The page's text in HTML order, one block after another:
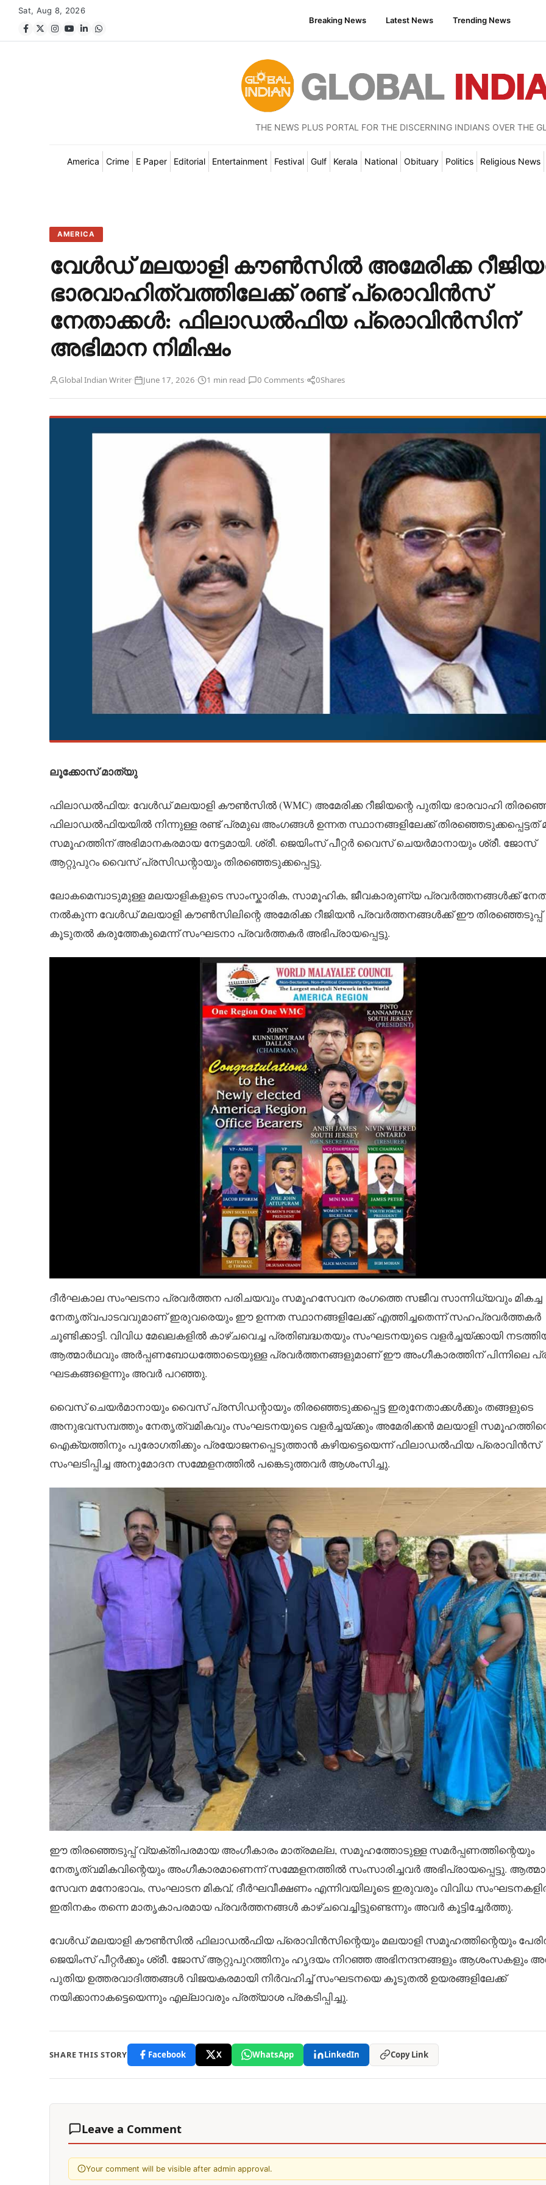
Sat, Aug 8, 2026
Breaking News
Latest News Trending News
THE NEWS PLUS PORTAL FOR THE DISCERNING INDIANS OVER THE
America Crime E Paper Editorial Entertainment Festival Gulf Kerala National Obituary Politics Religious News
AMERICA
വേൾഡ് മലയാളി കൗൺസിൽ അമേരിക്ക
ഭാരവാഹിത്വത്തിലേക്ക് രണ്ട് പ്രൊവിൻസ്
നേതാക്കൾ: ഫിലാഡൽഫിയ പ്രൊവിൻസിന്
അഭിമാന നിമിഷം
Global Indian Writer· June 17, 2026· 1 min read· 0 Comments· 0Shares
ലൂക്കോസ് മാത്യു
ഫിലാഡൽഫിയ: വേൾഡ് മലയാളി കൗൺസിൽ (WMC) അമേരിക്ക റീജിയന്റെ പുതിയ ഭാരവാഹി
ഫിലാഡൽഫിയയിൽ നിന്നുള്ള രണ്ട് പ്രമുഖ അംഗങ്ങൾ ഉന്നത സ്ഥാനങ്ങളിലേക്ക് തിരഞ്ഞെടുക്കപ്പെട്ടത്
സമൂഹത്തിന് അഭിമാനകരമായ നേട്ടമായി. ശ്രീ. ജെയിംസ് പീറ്റർ വൈസ് ചെയർമാനായും ശ്രീ. ജോസ്
ആറ്റുപുറം വൈസ് പ്രസിഡന്റായും തിരഞ്ഞെടുക്കപ്പെട്ടു.
ലോകമെമ്പാടുമുള്ള മലയാളികളുടെ സാംസ്കാരിക, സാമൂഹിക, ജീവകാരുണ്യ പ്രവർത്തനങ്ങൾക്ക്
നൽകുന്ന വേൾഡ് മലയാളി കൗൺസിലിന്റെ അമേരിക്ക റീജിയൻ പ്രവർത്തനങ്ങൾക്ക് ഈ തിരഞ്ഞെടുപ്പ്
കൂടുതൽ കരുത്തേകുമെന്ന് സംഘടനാ പ്രവർത്തകർ അഭിപ്രായപ്പെട്ടു.
ദീർഘകാല സംഘടനാ പ്രവർത്തന പരിചയവും സമൂഹസേവന രംഗത്തെ സജീവ സാന്നിധ്യവും മികച്ച
നേതൃത്വപാടവവുമാണ് ഇരുവരെയും ഈ ഉന്നത സ്ഥാനങ്ങളിലേക്ക് എത്തിച്ചതെന്ന് സഹപ്രവർത്തകർ
ചൂണ്ടിക്കാട്ടി. വിവിധ മേഖലകളിൽ കാഴ്ചവെച്ച പ്രതിബദ്ധതയും സംഘടനയുടെ വളർച്ചയ്ക്കായി
ആത്മാർഥവും അർപ്പണബോധത്തോടെയുള്ള പ്രവർത്തനങ്ങളുമാണ് ഈ അംഗീകാരത്തിന് പിന്നിലെ
ഘടകങ്ങളെന്നും അവർ പറഞ്ഞു.
വൈസ് ചെയർമാനായും വൈസ് പ്രസിഡന്റായും തിരഞ്ഞെടുക്കപ്പെട്ട ഇരുനേതാക്കൾക്കും തങ്ങളുടെ
അനുഭവസമ്പത്തും നേതൃത്വമികവും സംഘടനയുടെ വളർച്ചയ്ക്കും അമേരിക്കൻ മലയാളി
ഐക്യത്തിനും പുരോഗതിക്കും പ്രയോജനപ്പെടുത്താൻ കഴിയട്ടെയെന്ന് ഫിലാഡൽഫിയ പ്രൊവിൻസ്
സംഘടിപ്പിച്ച അനുമോദന സമ്മേളനത്തിൽ പങ്കെടുത്തവർ ആശംസിച്ചു.
ഈ തിരഞ്ഞെടുപ്പ് വ്യക്തിപരമായ അംഗീകാരം മാത്രമല്ല, സമൂഹത്തോടുള്ള സമർപ്പണത്തിന്റെയും
നേതൃത്വമികവിന്റെയും അംഗീകാരമാണെന്ന് സമ്മേളനത്തിൽ സംസാരിച്ചവർ അഭിപ്രായപ്പെട്ടു.
സേവന മനോഭാവം, സംഘാടന മികവ്, ദീർഘവീക്ഷണം എന്നിവയിലൂടെ ഇരുവരും വിവിധ
ഇതിനകം തന്നെ മാതൃകാപരമായ പ്രവർത്തനങ്ങൾ കാഴ്ചവെച്ചിട്ടുണ്ടെന്നും അവർ കൂട്ടിച്ചേർത്തു.
വേൾഡ് മലയാളി കൗൺസിൽ ഫിലാഡൽഫിയ പ്രൊവിൻസിന്റെയും മലയാളി സമൂഹത്തിന്റെയും
ജെയിംസ് പീറ്റർക്കും ശ്രീ. ജോസ് ആറ്റുപുറത്തിനും ഹൃദയം നിറഞ്ഞ അഭിനന്ദനങ്ങളും ആശംസകളും
പുതിയ ഉത്തരവാദിത്തങ്ങൾ വിജയകരമായി നിർവഹിച്ച് സംഘടനയെ കൂടുതൽ ഉയരങ്ങളിലേക്ക്
നയിക്കാനാകട്ടെയെന്നും എല്ലാവരും പ്രത്യാശ പ്രകടിപ്പിച്ചു.
SHARE THIS STORY Facebook X WhatsApp LinkedIn Copy Link
Leave a Comment
Your comment will be visible after admin approval.